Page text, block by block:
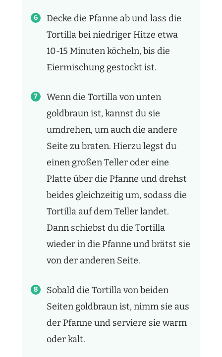
Decke die Pfanne ab und lass die
Tortilla bei niedriger Hitze etwa
10-15 Minuten köcheln, bis die
Eiermischung gestockt ist.
Wenn die Tortilla von unten
goldbraun ist, kannst du sie
umdrehen, um auch die andere
Seite zu braten. Hierzu legst du
einen großen Teller oder eine
Platte über die Pfanne und drehst
beides gleichzeitig um, sodass die
Tortilla auf dem Teller landet.
Dann schiebst du die Tortilla
wieder in die Pfanne und brätst sie
von der anderen Seite.
Sobald die Tortilla von beiden
Seiten goldbraun ist, nimm sie aus
der Pfanne und serviere sie warm
oder kalt.